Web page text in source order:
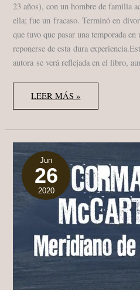
23 años), con un hombre de familia
ella; fue un fracaso. Terminó en
que tuvo que pasar una temporada
reponerse de esta dura
autora se verá reflejada en el libro,
EDITH
WHARTON
“ETHAN
EDICIONES
1994
LEER MÁS »
Jun
26
2020